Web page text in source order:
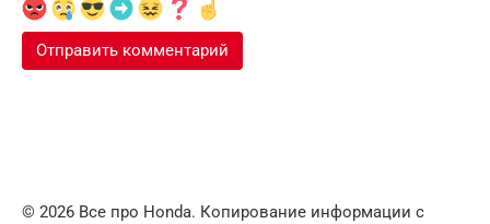
© 2026 Все про Honda. Копирование информации с